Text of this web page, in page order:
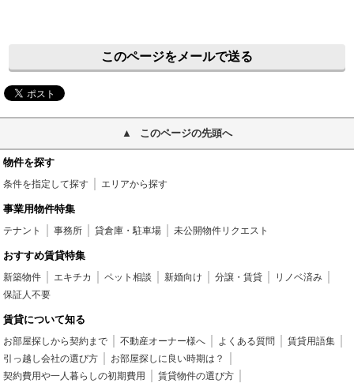
このページをメールで送る
このページの先頭へ
物件を探す
条件を指定して探す エリアから探す
事業用物件特集
テナント 事務所 貸倉庫・駐車場 未公開物件リクエスト
おすすめ賃貸特集
新築物件 エキチカ ペット相談 新婚向け 分譲・賃貸
リノベ済み
保証人不要
賃貸について知る
お部屋探しから契約まで 不動産オーナー様へ よくある質問
賃貸用語集
引っ越し会社の選び方
お部屋探しに良い時期は？
契約費用や一人暮らしの初期費用
賃貸物件の選び方